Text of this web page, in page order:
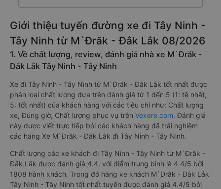
Giới thiệu tuyến đường xe đi Tây Ninh -
Tây Ninh từ M`Đrăk - Đắk Lắk 08/2026
1. Về chất lượng, review, đánh giá nhà xe M`Đrăk -
Đắk Lắk Tây Ninh - Tây Ninh
Xe đi Tây Ninh - Tây Ninh từ M`Đrăk - Đắk Lắk tốt nhất được
phân loại chất lượng dựa trên đánh giá từ 1 đến 5 (1: tệ nhất,
5: tốt nhất) của khách hàng với các tiêu chí như: Chất lượng
xe, Đúng giờ, Chất lượng phục vụ trên Vexere.com. Đánh giá
này được viết trực tiếp bởi các khách hàng đã trải nghiệm
các hãng Xe M`Đrăk - Đắk Lắk đi Tây Ninh - Tây Ninh.
Chất lượng các xe khách đi Tây Ninh - Tây Ninh từ M`Đrăk -
Đắk Lắk được đánh giá 4.4, với điểm trung bình là 4.4/5 bởi
1808 hành khách. Trong đó hãng xe khách M`Đrăk - Đắk Lắk
Tây Ninh - Tây Ninh tốt nhất tuyến được đánh giá 4.4/5 bởi